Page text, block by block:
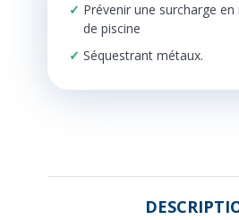
Prévenir une surcharge
de piscine
Séquestrant métaux.